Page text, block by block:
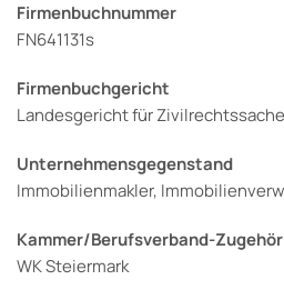
Firmenbuchnummer
FN641131s
Firmenbuchgericht
Landesgericht für
Unternehmensgegenstand
Immobilienmakler,
Kammer/Berufsverband-
WK Steiermark